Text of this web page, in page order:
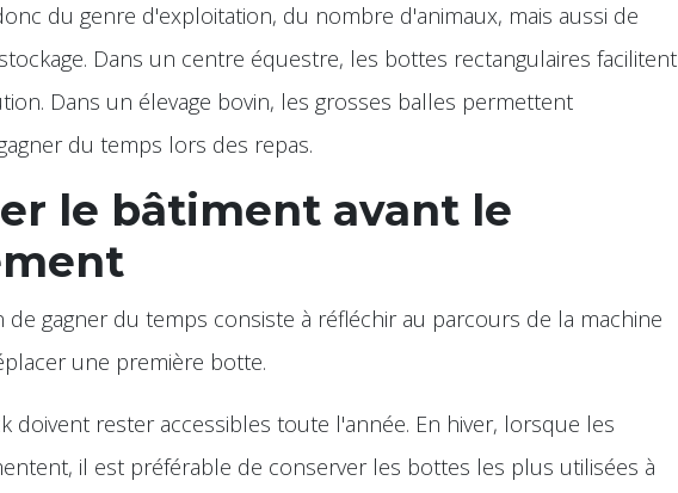
du genre d'exploitation, du nombre d'animaux, mais aussi de
Dans un centre équestre, les bottes rectangulaires facilitent
Dans un élevage bovin, les grosses balles permettent
du temps lors des repas.
le bâtiment avant le
de gagner du temps consiste à réfléchir au parcours de la machine
une première botte.
doivent rester accessibles toute l'année. En hiver, lorsque les
il est préférable de conserver les bottes les plus utilisées à